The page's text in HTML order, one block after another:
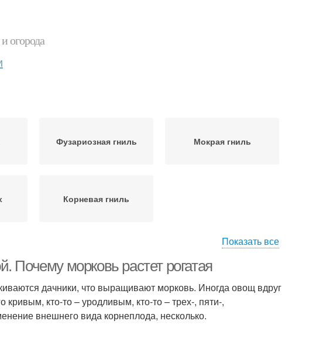
огорода
Фузариозная гниль Мокрая гниль
Корневая гниль
Показать все
Почему морковь растет рогатая
дачники, что выращивают морковь. Иногда овощ вдруг
кто-то – уродливым, кто-то – трех-, пяти-,
внешнего вида корнеплода, несколько.